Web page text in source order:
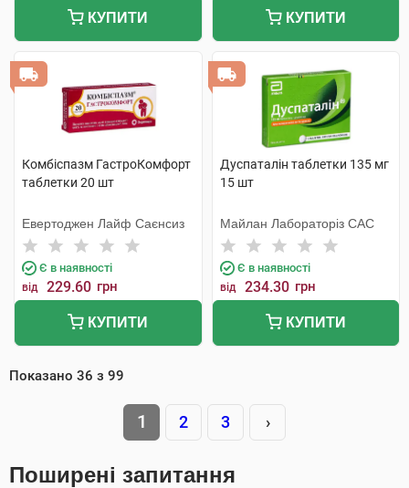
КУПИТИ КУПИТИ
Комбіспазм ГастроКомфорт
таблетки 20 шт
Евертоджен Лайф Саєнсиз
Є в наявності
від 229.60 грн
КУПИТИ
Дуспаталін таблетки 135 мг
15 шт
Майлан Лабораторіз САС
Є в наявності
від 234.30 грн
КУПИТИ
Показано 36 з 99
1 2 3 ›
Поширені запитання